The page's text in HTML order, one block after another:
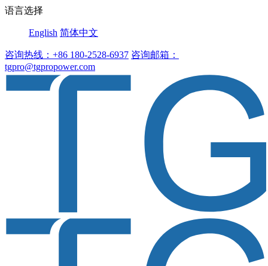
语言选择
English 简体中文
咨询热线：+86 180-2528-6937 咨询邮箱：
tgpro@tgpropower.com